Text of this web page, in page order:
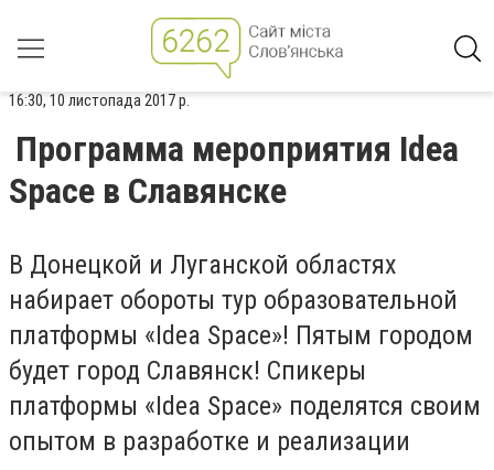
16:30, 10 листопада 2017 р.
Программа мероприятия Idea
Space в Славянске
В Донецкой и Луганской областях
набирает обороты тур образовательной
платформы «Idea Space»! Пятым городом
будет город Славянск! Спикеры
платформы «Idea Space» поделятся своим
опытом в разработке и реализации